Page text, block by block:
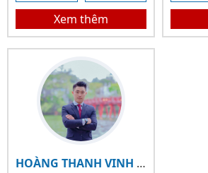
Xem thêm
HOÀNG THANH VINH QUANG